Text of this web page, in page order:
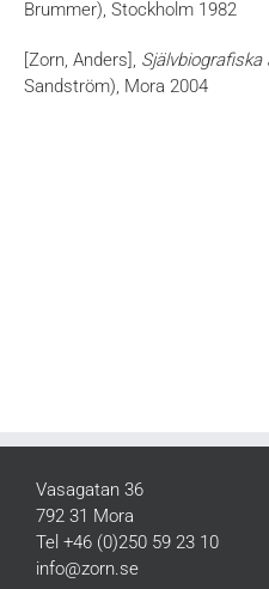
Brummer), Stockholm 1982
[Zorn, Anders], Självbiografiska
Sandström), Mora 2004
Vasagatan 36
792 31 Mora
Tel +46 (0)250 59 23 10
info@zorn.se